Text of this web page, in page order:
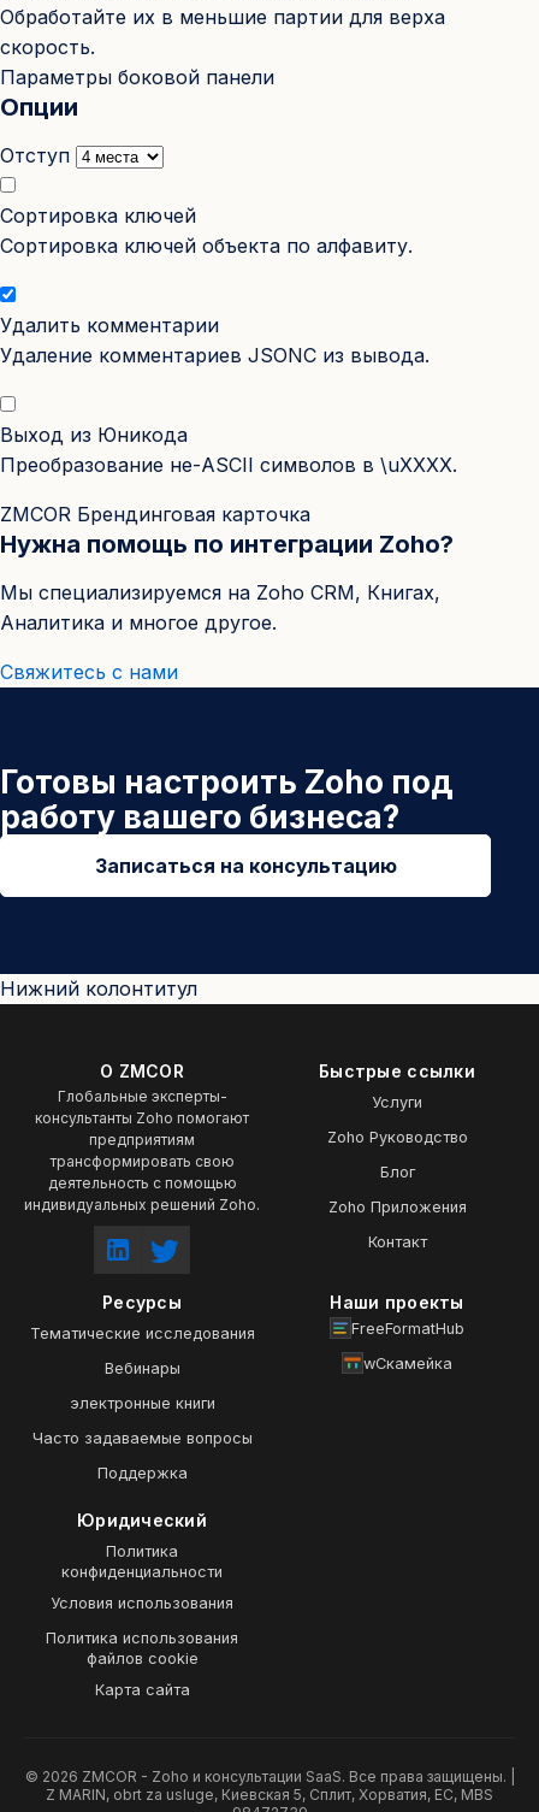
Обработайте их в меньшие партии для верха
скорость.
Параметры боковой панели
Опции
Отступ
Сортировка ключей
Сортировка ключей объекта по алфавиту.
Удалить комментарии
Удаление комментариев JSONC из вывода.
Выход из Юникода
Преобразование не-ASCII символов в \uXXXX.
ZMCOR Брендинговая карточка
Нужна помощь по интеграции Zoho?
Мы специализируемся на Zoho CRM, Книгах,
Аналитика и многое другое.
Свяжитесь с нами
Готовы настроить Zoho под
работу вашего бизнеса?
Записаться на консультацию
Нижний колонтитул
О ZMCOR
Глобальные эксперты-
консультанты Zoho помогают
предприятиям
трансформировать свою
деятельность с помощью
индивидуальных решений Zoho.
Быстрые ссылки
Услуги
Zoho Руководство
Блог
Zoho Приложения
Контакт
Ресурсы
Тематические исследования
Вебинары
электронные книги
Часто задаваемые вопросы
Поддержка
Наши проекты
FreeFormatHub
wСкамейка
Юридический
Политика
конфиденциальности
Условия использования
Политика использования
файлов cookie
Карта сайта
© 2026 ZMCOR - Zoho и консультации SaaS. Все права защищены. |
Z MARIN, obrt za usluge, Киевская 5, Сплит, Хорватия, ЕС, MBS